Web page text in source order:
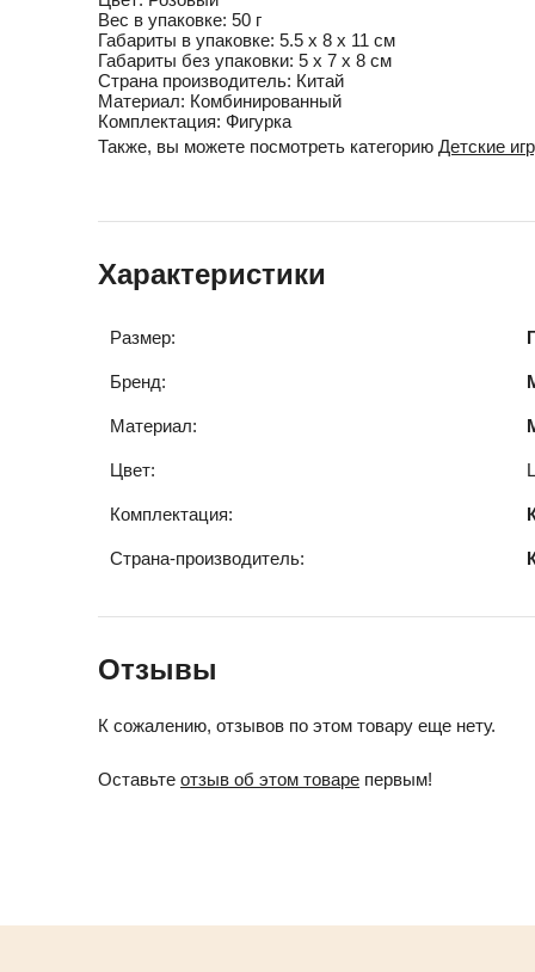
Вес в упаковке: 50 г
Габариты в упаковке: 5.5 x 8 x 11 см
Габариты без упаковки: 5 x 7 x 8 см
Cтрана производитель: Китай
Материал: Комбинированный
Комплектация: Фигурка
Также, вы можете посмотреть категорию Детские
Характеристики
Размер:
Бренд:
Материал:
Цвет:
Комплектация:
Страна-производитель:
Отзывы
К сожалению, отзывов по этом товару еще нету.
Оставьте отзыв об этом товаре первым!